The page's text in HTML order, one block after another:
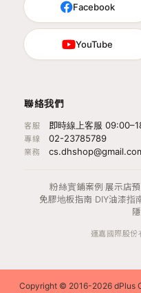
Facebook
YouTube
聯絡我們
客服 即時線上客服
專線 02-23785789
業務
粉絲實鋪案例 ·展示店
免膠地板指南 ·DIY油漆指
運嘉國際股
Copyright © 2016-2026 dPlus